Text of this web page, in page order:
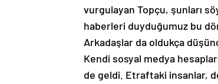
vurgulayan Topçu, şunları
haberleri duyduğumuz bu
Arkadaşlar da oldukça
Kendi sosyal medya
de geldi. Etraftaki insanlar,